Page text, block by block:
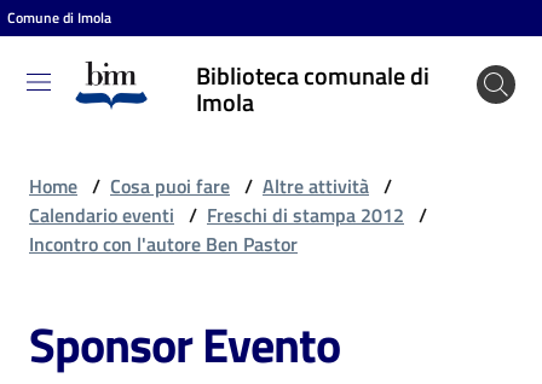
Vai al contenuto
Vai alla navigazione
Vai al footer
Comune di Imola
Biblioteca comunale di
Imola
Biblioteca
comunale
Cosa
Home / Cosa puoi fare / Altre attività /
Calendario eventi / Freschi di stampa 2012 /
Incontro con l'autore Ben Pastor
Sponsor Evento